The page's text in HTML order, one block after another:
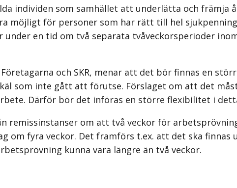
individen som samhället att underlätta och
möjligt för personer som har rätt till hel
en tid om två separata tvåveckorsperioder
och SKR, menar att det bör finnas en
som inte gått att förutse. Förslaget om att det
Därför bör det införas en större flexibilitet i
remissinstanser om att två veckor för
om fyra veckor. Det framförs t.ex. att det ska
kunna vara längre än två veckor.